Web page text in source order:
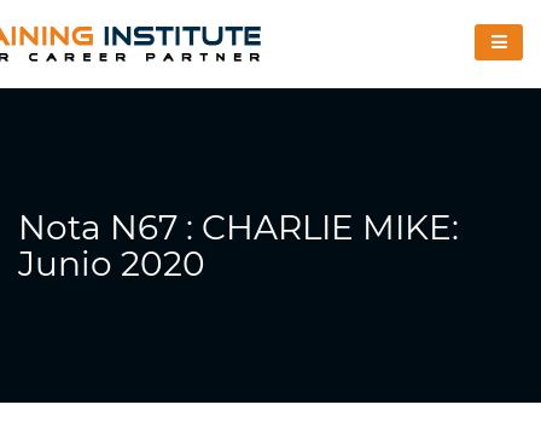
Nota N67 : CHARLIE MIKE:
Junio 2020